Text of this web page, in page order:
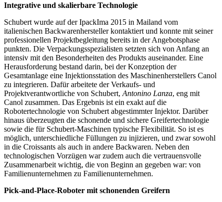
Integrative und skalierbare Technologie
Schubert wurde auf der IpackIma 2015 in Mailand vom
italienischen Backwarenhersteller kontaktiert und konnte mit seiner
professionellen Projektbegleitung bereits in der Angebotsphase
punkten. Die Verpackungsspezialisten setzten sich von Anfang an
intensiv mit den Besonderheiten des Produkts auseinander. Eine
Herausforderung bestand darin, bei der Konzeption der
Gesamtanlage eine Injektionsstation des Maschinenherstellers Canol
zu integrieren. Dafür arbeitete der Verkaufs- und
Projektverantwortliche von Schubert, Antonino Lanza, eng mit
Canol zusammen. Das Ergebnis ist ein exakt auf die
Robotertechnologie von Schubert abgestimmter Injektor. Darüber
hinaus überzeugten die schonende und sichere Greifertechnologie
sowie die für Schubert-Maschinen typische Flexibilität. So ist es
möglich, unterschiedliche Füllungen zu injizieren, und zwar sowohl
in die Croissants als auch in andere Backwaren. Neben den
technologischen Vorzügen war zudem auch die vertrauensvolle
Zusammenarbeit wichtig, die von Beginn an gegeben war: von
Familienunternehmen zu Familienunternehmen.
Pick-and-Place-Roboter mit schonenden Greifern